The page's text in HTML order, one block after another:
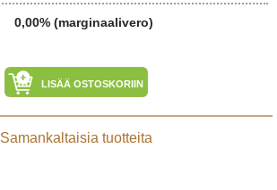
0,00% (marginaalivero)
LISÄÄ OSTOSKORIIN
Samankaltaisia tuotteita